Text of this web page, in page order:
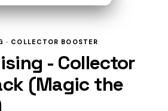
· COLLECTOR BOOSTER
- Collector
(Magic the